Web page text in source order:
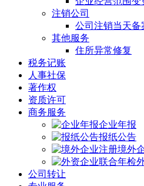
注销公司
公司注销当天备
其他服务
住所异常修复
税务记账
人事社保
著作权
资质许可
商务服务
企业年报
报纸公告
境外
公司转让